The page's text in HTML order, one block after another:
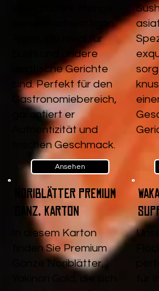
dieser hochwertigen
Algen, die ideal für
Sushi und andere
asiatische Gerichte
sind. Perfekt für den
Gastronomiebereich,
garantiert er
Authentizität und
frischen Geschmack.
Ansehen
Noriblätter Premium
Ganz, Karton
In diesem Karton
finden Sie Premium
Ganze Noriblätter,
Yakinori Gold, die sich